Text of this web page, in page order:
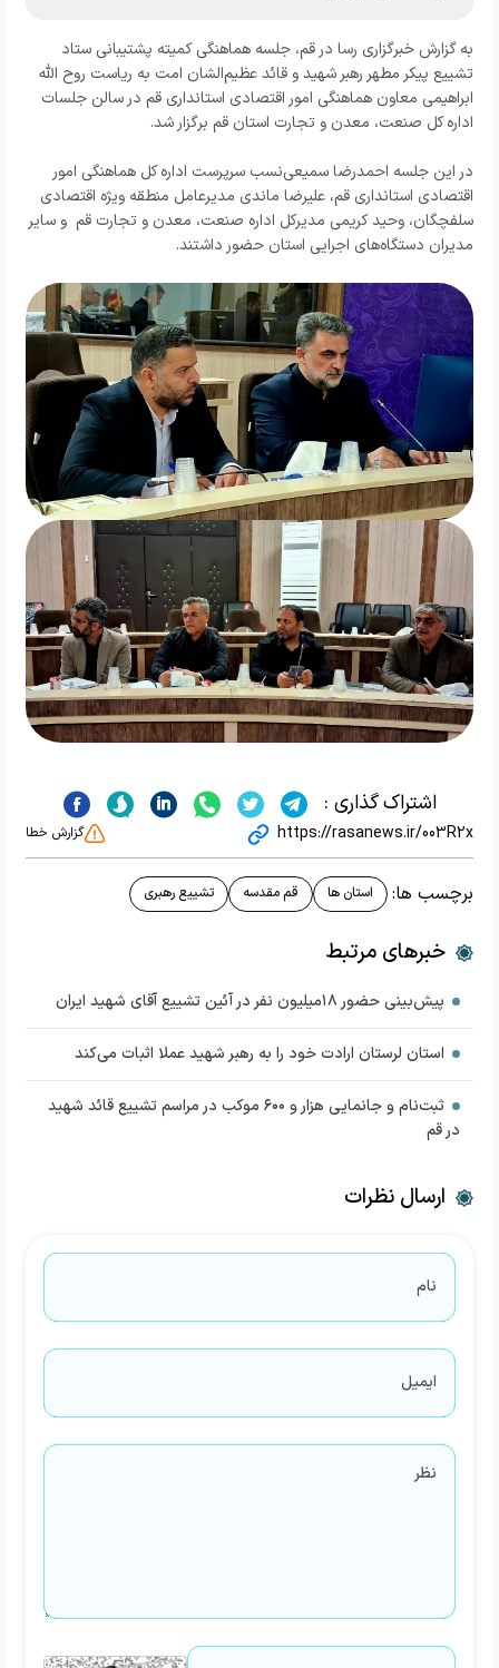
به گزارش خبرگزاری رسا در قم، جلسه هماهنگی کمیته پشتیبانی ستاد
تشییع پیکر مطهر رهبر شهید و قائد عظیم‌الشان امت به ریاست روح الله
ابراهیمی معاون هماهنگی امور اقتصادی استانداری قم در سالن جلسات
اداره کل صنعت، معدن و تجارت استان قم برگزار شد.
در این جلسه احمدرضا سمیعی‌نسب سرپرست اداره کل هماهنگی امور
اقتصادی استانداری قم، علیرضا ماندی مدیرعامل منطقه ویژه اقتصادی
سلفچگان، وحید کریمی مدیرکل اداره صنعت، معدن و تجارت قم و سایر
مدیران دستگاه‌های اجرایی استان حضور داشتند.
اشتراک گذاری :
https://rasanews.ir/003R2x گزارش خطا
برچسب ها: استان ها قم مقدسه تشییع رهبری
خبرهای مرتبط
پیش‌بینی حضور ۱۸میلیون نفر در آئین تشییع آقای شهید ایران
استان لرستان ارادت خود را به رهبر شهید عملا اثبات می‌کند
ثبت‌نام و جانمایی هزار و ۶۰۰ موکب در مراسم تشییع قائد شهید
در قم
ارسال نظرات